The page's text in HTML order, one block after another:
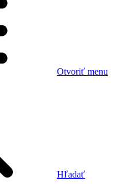
Otvoriť menu
Hľadať